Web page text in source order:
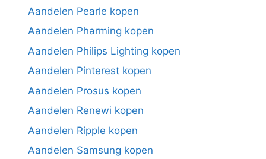
Aandelen Pearle kopen
Aandelen Pharming kopen
Aandelen Philips Lighting kopen
Aandelen Pinterest kopen
Aandelen Prosus kopen
Aandelen Renewi kopen
Aandelen Ripple kopen
Aandelen Samsung kopen